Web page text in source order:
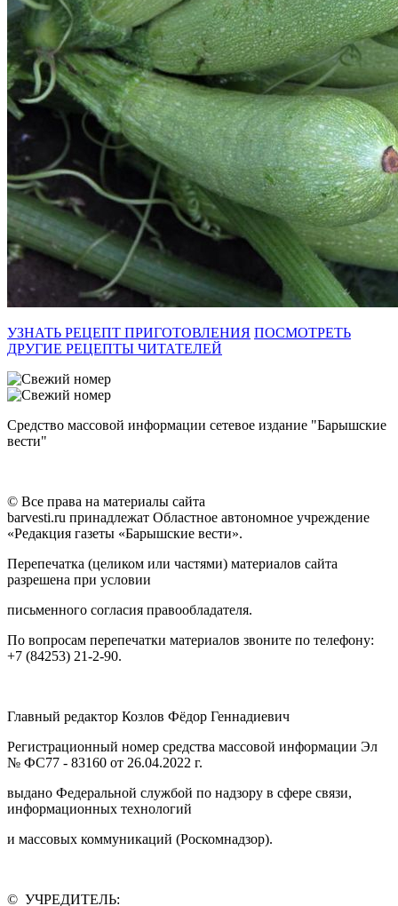
УЗНАТЬ РЕЦЕПТ ПРИГОТОВЛЕНИЯ ПОСМОТРЕТЬ
ДРУГИЕ РЕЦЕПТЫ ЧИТАТЕЛЕЙ
Средство массовой информации сетевое издание "Барышские
вести"
© Все права на материалы сайта
barvesti.ru принадлежат Областное автономное учреждение
«Редакция газеты «Барышские вести».
Перепечатка (целиком или частями) материалов сайта
разрешена при условии
письменного согласия правообладателя.
По вопросам перепечатки материалов звоните по телефону:
+7 (84253) 21-2-90.
Главный редактор Козлов Фёдор Геннадиевич
Регистрационный номер средства массовой информации Эл
№ ФС77 - 83160 от 26.04.2022 г.
выдано Федеральной службой по надзору в сфере связи,
информационных технологий
и массовых коммуникаций (Роскомнадзор).
© УЧРЕДИТЕЛЬ: